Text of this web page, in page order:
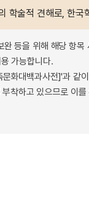
학술적 견해로, 한
등을 위해 해당 항목
가능합니다.
화대백과사전]'과 같
착하고 있으므로 이